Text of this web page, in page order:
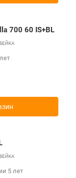
700 60 IS+BL
5 лет